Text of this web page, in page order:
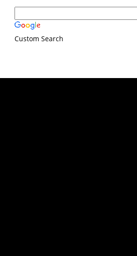
Custom Search